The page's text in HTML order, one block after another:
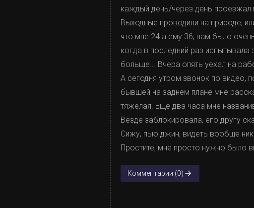
каждый день/через день проезжал
Выходные проводили на природе,
что мне 24 а ему 36, нам было
когда в последний раз
больше... Вчера опять уехал на
А сегодня утром звонок по видео,
бывшей на заднем плане мне
тяжёлая. Ещё два часа мне
Везде заблокировала, его другу
Сижу, пью джин, видеть вообще
Простите, мне просто нужно было
Комментарии (0)